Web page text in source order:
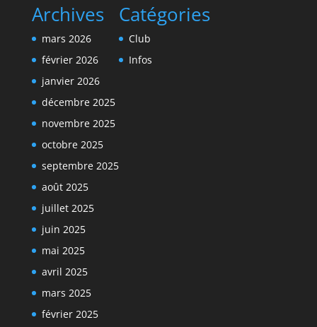
Archives
mars 2026
février 2026
janvier 2026
décembre 2025
novembre 2025
octobre 2025
septembre 2025
août 2025
juillet 2025
juin 2025
mai 2025
avril 2025
mars 2025
février 2025
Catégories
Club
Infos